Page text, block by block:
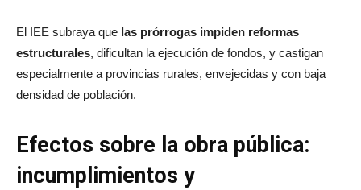
El IEE subraya que las prórrogas impiden reformas
estructurales, dificultan la ejecución de fondos, y castigan
especialmente a provincias rurales, envejecidas y con baja
densidad de población.
Efectos sobre la obra pública:
incumplimientos y